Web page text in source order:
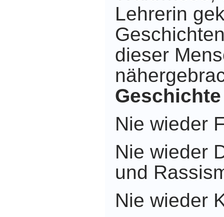
Lehrerin
dieser
Nie wieder
Nie wieder
und
Nie wieder